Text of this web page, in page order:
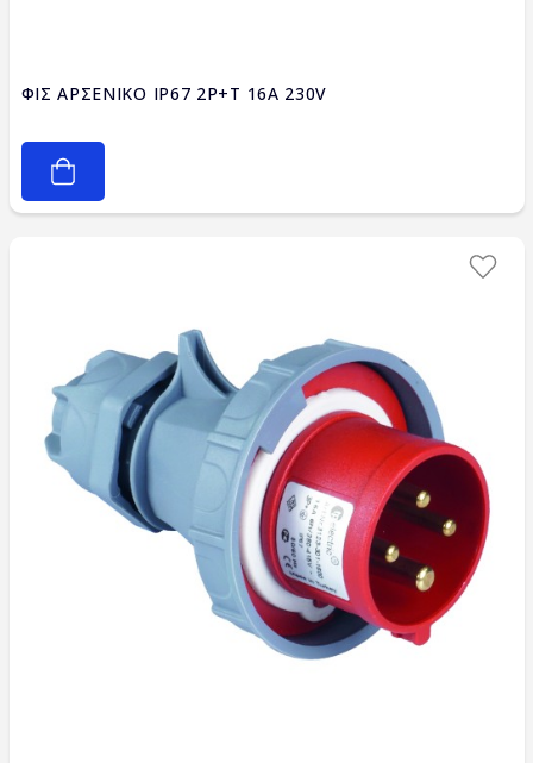
ΦΙΣ ΑΡΣΕΝΙΚΟ IP67 2P+T 16A 230V